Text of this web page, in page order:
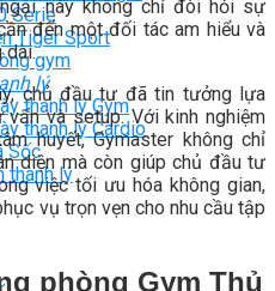
Serie
Tiger Sport
gym
lý
thanh lý Gym
thanh lý Cardio
Sốc
thanh lý
này không chỉ đòi hỏi sự
đến một đối tác am hiểu và
dài.
chủ đầu tư đã tin tưởng lựa
và setup. Với kinh nghiệm
huyết, Gymaster không chỉ
diện mà còn giúp chủ đầu tư
việc tối ưu hóa không gian,
vụ trọn vẹn cho nhu cầu tập
phòng Gym Thủ